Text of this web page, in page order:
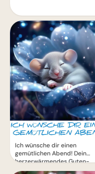
Ich wünsche dir einen
gemütlichen Abend! Dein
herzerwärmendes Guten-
Abend-Grußbild